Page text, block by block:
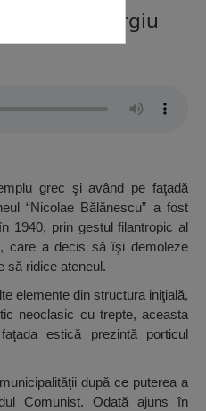
Giurgiu
grec şi având pe faţadă
“Nicolae Bălănescu” a fost
1940, prin gestul filantropic al
care a decis să îşi demoleze
să ridice ateneul.
elemente din structura iniţială,
neoclasic cu trepte, aceasta
estică prezintă porticul
după ce puterea a
Comunist. Odată ajuns în